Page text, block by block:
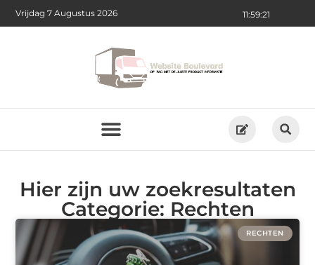
11:59:21
Vrijdag 7 Augustus 2026
Hier zijn uw zoekresultaten
Categorie: Rechten
RECHTEN